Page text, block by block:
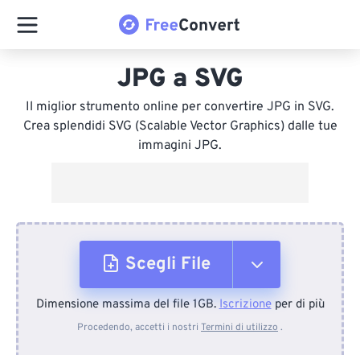
JPG a SVG
Il miglior strumento online per convertire JPG in SVG.
Crea splendidi SVG (Scalable Vector Graphics) dalle tue
immagini JPG.
Scegli File
Dal dispositivo
Dimensione massima del file 1GB.Iscrizioneper di più
Procedendo, accetti i nostri Termini di utilizzo .